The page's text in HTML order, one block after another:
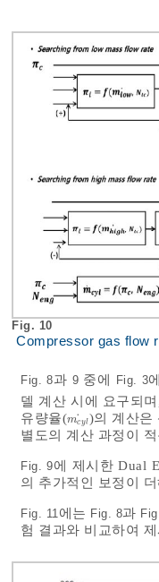
Fig. 10
Compressor gas flow
Fig. 8과 9 중에 Fig. 3
델 계산 시에 요구되
유량율(mcyl
˙
mcyl˙
)의 계산은
별도의 계산 과정이
Fig. 9에 제시한 Dual
의 추가적인 보정이
Fig. 11에는 Fig. 8과
험 결과와 비교하여